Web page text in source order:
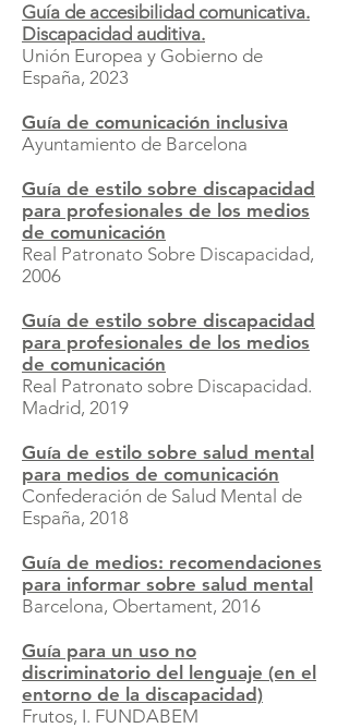
Guía de accesibilidad comunicativa.
Discapacidad auditiva.
Unión Europea y Gobierno de
España, 2023
Guía de comunicación inclusiva
Ayuntamiento de Barcelona
Guía de estilo sobre discapacidad
para profesionales de los medios
de comunicación
Real Patronato Sobre Discapacidad,
2006
Guía de estilo sobre discapacidad
para profesionales de los medios
de comunicación
Real Patronato sobre Discapacidad.
Madrid, 2019
Guía de estilo sobre salud mental
para medios de comunicación
Confederación de Salud Mental de
España, 2018
Guía de medios: recomendaciones
para informar sobre salud mental
Barcelona, Obertament, 2016
Guía para un uso no
discriminatorio del lenguaje (en el
entorno de la discapacidad)
Frutos, I. FUNDABEM